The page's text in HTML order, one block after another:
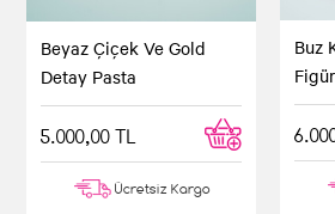
Beyaz Çiçek Ve Gold
Detay Pasta
5.000,00 TL
Ücretsiz Kargo
Buz